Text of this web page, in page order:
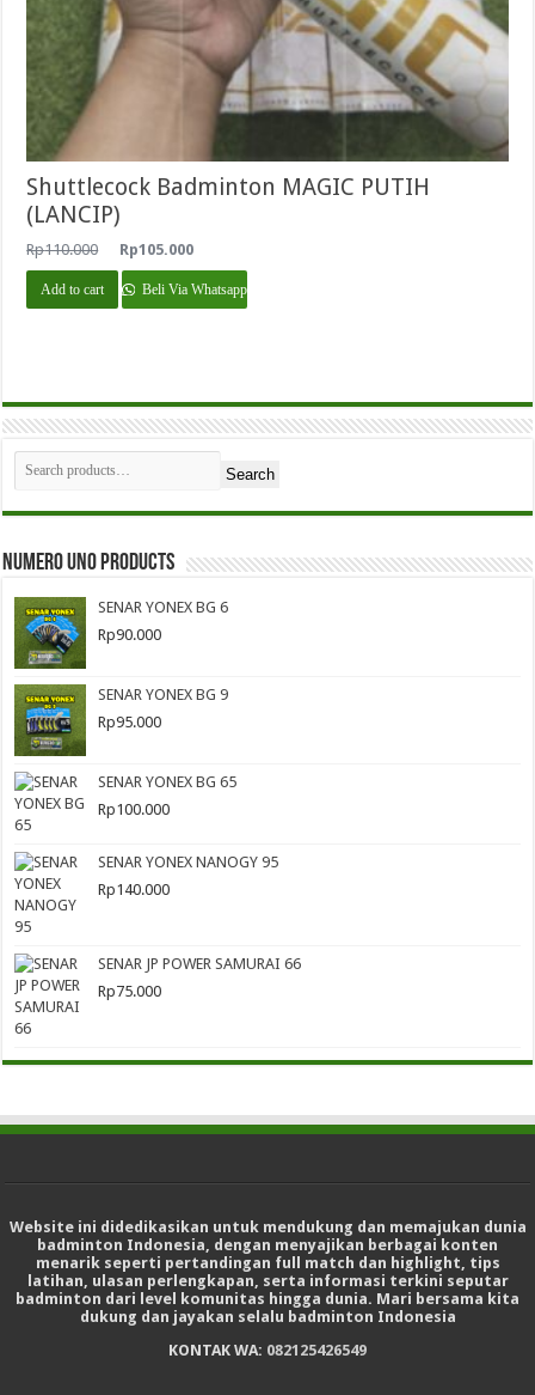
Shuttlecock Badminton MAGIC PUTIH
(LANCIP)
Rp110.000
Original
price
was:
Rp110.000.
Rp105.000
price
is:
Rp105.000.
Add to cart Beli Via Whatsapp
Search
Numero Uno Products
SENAR YONEX BG 6
Rp90.000
SENAR YONEX BG 9
Rp95.000
SENAR YONEX BG 65
Rp100.000
SENAR YONEX NANOGY 95
Rp140.000
SENAR JP POWER SAMURAI 66
Rp75.000
Website ini didedikasikan untuk mendukung dan memajukan dunia
badminton Indonesia, dengan menyajikan berbagai konten
menarik seperti pertandingan full match dan highlight, tips
latihan, ulasan perlengkapan, serta informasi terkini seputar
badminton dari level komunitas hingga dunia. Mari bersama kita
dukung dan jayakan selalu badminton Indonesia
KONTAK WA: 082125426549